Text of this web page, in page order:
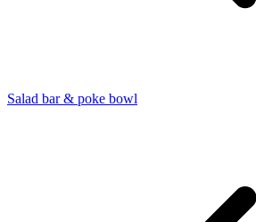
Salad bar & poke bowl